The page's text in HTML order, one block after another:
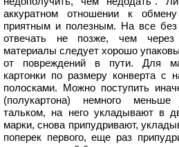
аккуратном отношении к
приятным и полезным. На все
отвечать не позже, чем
материалы следует хорошо
от повреждений в пути. Для
картонки по размеру конверта с
полосками. Можно поступить
(полукартона) немного меньше
тальком, на него укладывают в
марки, снова припудривают,
поперек первого, еще раз